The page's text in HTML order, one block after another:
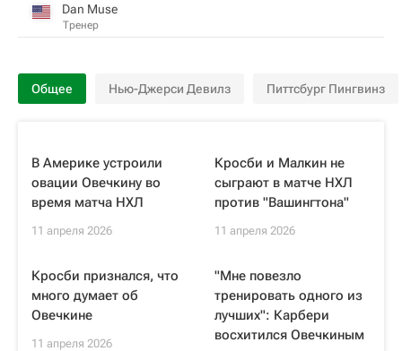
Dan Muse
Тренер
Общее Нью-Джерси Девилз Питтсбург Пингвинз
В Америке устроили
овации Овечкину во
время матча НХЛ
11 апреля 2026
Кросби и Малкин не
сыграют в матче НХЛ
против "Вашингтона"
11 апреля 2026
Кросби признался, что
много думает об
Овечкине
11 апреля 2026
"Мне повезло
тренировать одного из
лучших": Карбери
восхитился Овечкиным